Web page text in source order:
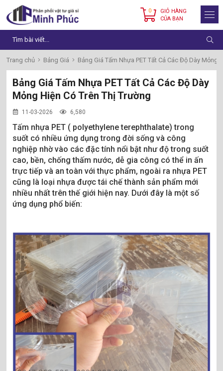
0
GIỎ HÀNG
CỦA BẠN
Trang chủ Bảng Giá Bảng Giá Tấm Nhựa PET Tất Cả Các Độ Dày Mỏng
Bảng Giá Tấm Nhựa PET Tất Cả Các Độ Dày
Mỏng Hiện Có Trên Thị Trường
11-03-2026 6,580
Tấm nhựa PET ( polyethylene terephthalate) trong
suốt có nhiều ứng dụng trong đời sống và công
nghiệp nhờ vào các đặc tính nổi bật như độ trong suốt
cao, bền, chống thấm nước, dễ gia công có thể in ấn
trực tiếp và an toàn với thực phẩm, ngoài ra nhựa PET
cũng là loại nhựa được tái chế thành sản phẩm mới
nhiều nhất trên thế giới hiện nay. Dưới đây là một số
ứng dụng phổ biến: